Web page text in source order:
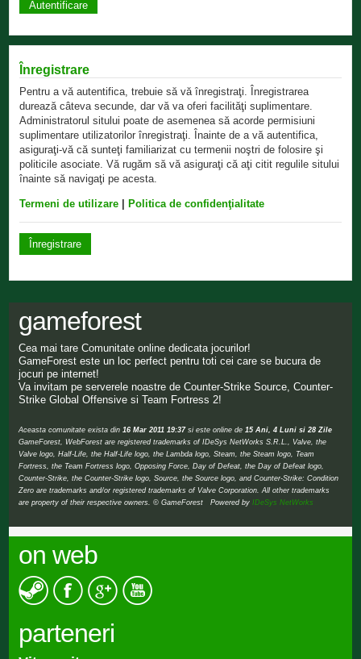
Înregistrare
Pentru a vă autentifica, trebuie să vă înregistraţi. Înregistrarea
durează câteva secunde, dar vă va oferi facilităţi suplimentare.
Administratorul sitului poate de asemenea să acorde permisiuni
suplimentare utilizatorilor înregistraţi. Înainte de a vă autentifica,
asiguraţi-vă că sunteţi familiarizat cu termenii noştri de folosire şi
politicile asociate. Vă rugăm să vă asiguraţi că aţi citit regulile sitului
înainte să navigaţi pe acesta.
Termeni de utilizare Politica de confidenţialitate
Înregistrare
gameforest
Cea mai tare Comunitate online dedicata jocurilor!
GameForest este un loc perfect pentru toti cei care se bucura de
jocuri pe internet!
Va invitam pe serverele noastre de Counter-Strike Source, Counter-
Strike Global Offensive si Team Fortress 2!
Aceasta comunitate exista din 16 Mar 2011 19:37si este online de 15 Ani, 4 Luni si 28 Zile
GameForest, WebForest are registered trademarks of IDeSys NetWorks S.R.L., Valve, the
Valve logo, Half-Life, the Half-Life logo, the Lambda logo, Steam, the Steam logo, Team
Fortress, the Team Fortress logo, Opposing Force, Day of Defeat, the Day of Defeat logo,
Counter-Strike, the Counter-Strike logo, Source, the Source logo, and Counter-Strike: Condition
Zero are trademarks and/or registered trademarks of Valve Corporation. All other trademarks
are property of their respective owners. © GameForest Powered byIDeSys NetWorks
on web
parteneri